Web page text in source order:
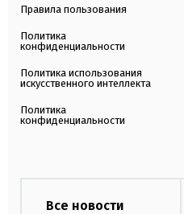
Правила пользования
Политика
конфиденциальности
Политика использования
искусственного интеллекта
Политика
конфиденциальности
Все новости